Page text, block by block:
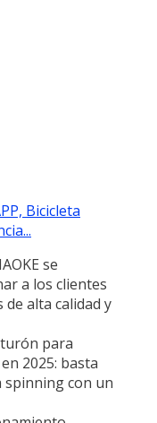
Bicicleta
se
a los clientes
de alta calidad y
para
2025: basta
spinning con un